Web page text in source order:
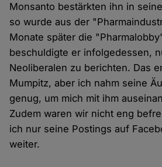
Monsanto bestärkten ihn in
so wurde aus der
Monate später die
beschuldigte er infolgedessen,
Neoliberalen zu berichten. Das
Mumpitz, aber ich nahm seine
genug, um mich mit ihm
Zudem waren wir nicht eng
ich nur seine Postings auf
weiter.